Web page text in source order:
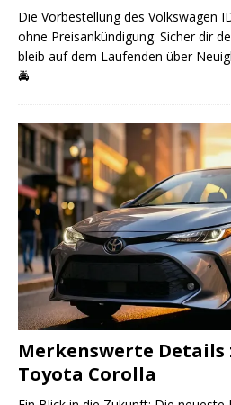
Die Vorbestellung des Volkswagen
ohne Preisankündigung. Sicher dir
bleib auf dem Laufenden über
🚔
Merkenswerte Details
Toyota Corolla